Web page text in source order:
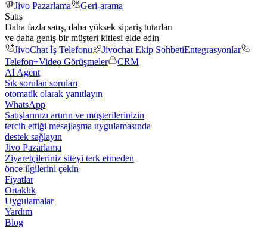
Jivo Pazarlama
Geri-arama
Satış
Daha fazla satış, daha yüksek sipariş tutarları
ve daha geniş bir müşteri kitlesi elde edin
JivoChat İş Telefonu
Jivochat Ekip SohbetiEntegrasyonlar
Telefon+Video Görüşmeler
CRM
AI Agent
Sık sorulan soruları
otomatik olarak yanıtlayın
WhatsApp
Satışlarınızı artırın ve müşterilerinizin
tercih ettiği mesajlaşma uygulamasında
destek sağlayın
Jivo Pazarlama
Ziyaretçileriniz siteyi terk etmeden
önce ilgilerini çekin
Fiyatlar
Ortaklık
Uygulamalar
Yardım
Blog